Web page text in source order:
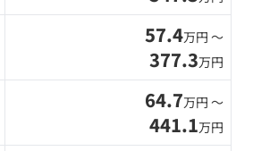
57.4万円 〜
377.3万円
64.7万円 〜
441.1万円